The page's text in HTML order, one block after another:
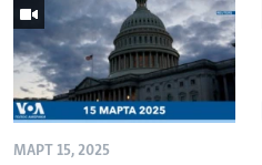
МАРТ 15, 2025